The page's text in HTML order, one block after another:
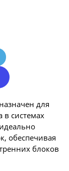
для
в системах
обеспечивая
блоков